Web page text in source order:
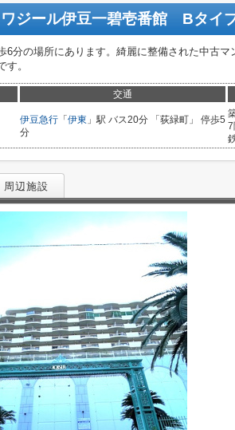
ジール伊豆一碧壱番館 Bタイ
6分の場所にあります。綺麗に整備された中古
す。
交通
伊豆急行 「 伊東 」駅 バス20分 「荻緑町」 停歩5
分
7
周辺施設